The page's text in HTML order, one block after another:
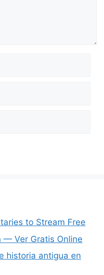
to Stream Free
— Ver Gratis Online
historia antigua en